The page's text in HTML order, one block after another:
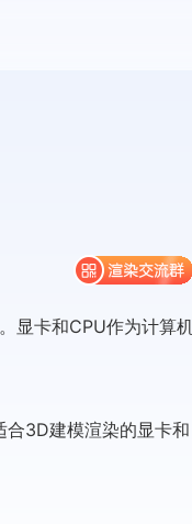
显卡和CPU作为计算
3D建模渲染的显卡和